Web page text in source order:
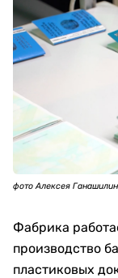
фото Алексея
Фабрика
производство
пластиковых